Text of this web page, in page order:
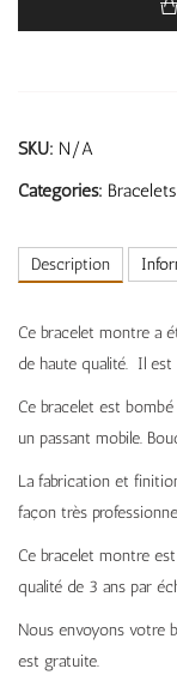
SKU: N/A
Categories:
Description
Ce bracelet montre a
de haute qualité. Il est
Ce bracelet est
un passant mobile.
La fabrication et
façon très
Ce bracelet montre
qualité de 3 ans par
Nous envoyons votre
est gratuite.